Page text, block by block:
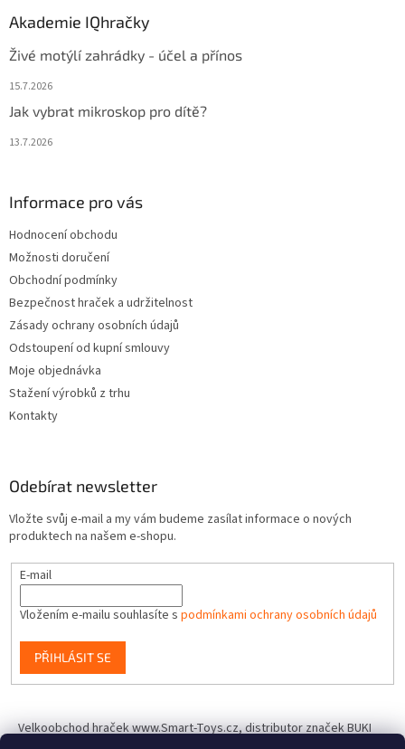
Akademie IQhračky
Živé motýlí zahrádky - účel a přínos
15.7.2026
Jak vybrat mikroskop pro dítě?
13.7.2026
Informace pro vás
Hodnocení obchodu
Možnosti doručení
Obchodní podmínky
Bezpečnost hraček a udržitelnost
Zásady ochrany osobních údajů
Odstoupení od kupní smlouvy
Moje objednávka
Stažení výrobků z trhu
Kontakty
Odebírat newsletter
Vložte svůj e-mail a my vám budeme zasílat informace o nových
produktech na našem e-shopu.
E-mail
Vložením e-mailu souhlasíte s podmínkami ochrany osobních údajů
PŘIHLÁSIT SE
Velkoobchod hraček www.Smart-Toys.cz, distributor značek BUKI